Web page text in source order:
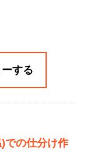
する
)での仕分け作